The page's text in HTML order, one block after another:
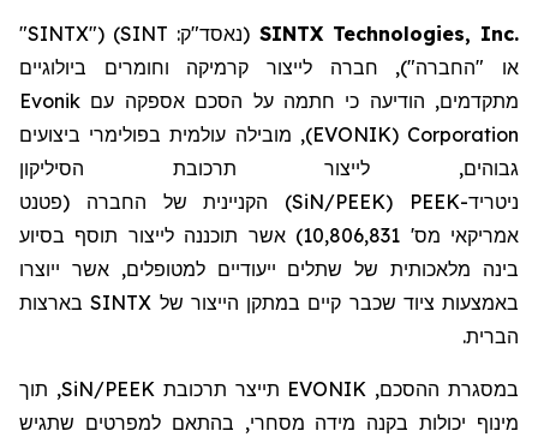
SINTX Technologies, Inc.
(נאסד"ק: SINT) ("SINTX"
או "החברה"), חברה לייצור קרמיקה וחומרים ביולוגיים
מתקדמים, הודיעה כי חתמה על הסכם אספקה עם Evonik
Corporation
(EVONIK), מובילה עולמית בפולימרי ביצועים
גבוהים, לייצור תרכובת הסיליקון
ניטריד-
PEEK
(
SiN/PEEK
) הקניינית של החברה (פטנט
אמריקאי מס' 10,806,831) אשר תוכננה לייצור תוסף בסיוע
בינה מלאכותית של שתלים ייעודייםלמטופלים, אשר ייוצרו
באמצעות ציוד שכבר קיים במתקן הייצור של SINTXבארצות
הברית.
במסגרת ההסכם, EVONIK תייצר תרכובתSiN/PEEK
, תוך
מינוף יכולות בקנה מידה מסחרי, בהתאם למפרטים שתגיש